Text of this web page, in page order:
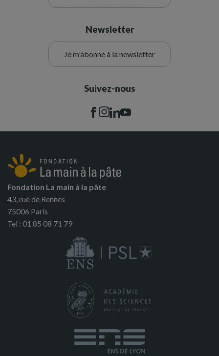
Newsletter
Je m'abonne à la newsletter
Suivez-nous
Fondation La main à la pâte
43, rue de Rennes
75006 Paris
Tel : 01 85 08 71 79